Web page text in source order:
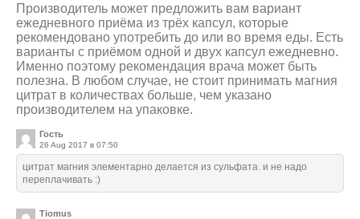
Производитель может предложить вам вариант
ежедневного приёма из трёх капсул, которые
рекомендовано употребить до или во время еды. Есть
варианты с приёмом одной и двух капсул ежедневно.
Именно поэтому рекомендация врача может быть
полезна. В любом случае, не стоит принимать магния
цитрат в количествах больше, чем указано
производителем на упаковке.
Гость
26 Aug 2017 в 07:50
цитрат магния элементарно делается из сульфата. и не надо
переплачивать :)
Tiomus